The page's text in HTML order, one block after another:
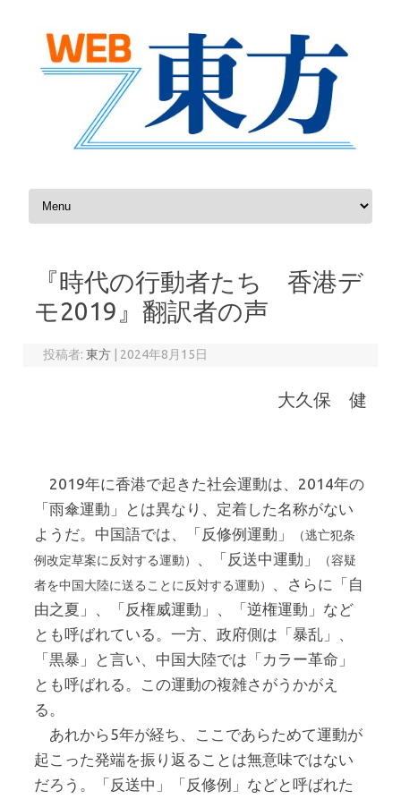
コンテンツへスキップ
『時代の行動者たち 香港デ
モ2019』翻訳者の声
投稿者:東方 | 2024年8月15日
大久保 健
2019年に香港で起きた社会運動は、2014年の
「雨傘運動」とは異なり、定着した名称がない
ようだ。中国語では、「反修例運動」
（逃亡犯条
例改定草案に反対する運動）
、「反送中運動」
（容疑
者を中国大陸に送ることに反対する運動）
、さらに「自
由之夏」、「反権威運動」、「逆権運動」など
とも呼ばれている。一方、政府側は「暴乱」、
「黒暴」と言い、中国大陸では「カラー革命」
とも呼ばれる。この運動の複雑さがうかがえ
る。
あれから5年が経ち、ここであらためて運動が
起こった発端を振り返ることは無意味ではない
だろう。「反送中」「反修例」などと呼ばれた